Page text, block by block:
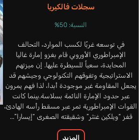
سجلات فالكيريا
النسبة: 50%
في توسعه غربًا لكسب الموارد، التحالف
الإمبراطوري الأوروبي قام بغزو إمارة غاليا
المحايدة، سعياً للسيطرة عليها. إن ميزتهم
الاستراتيجية وتفوقهم التكنولوجي وجيشهم قد
يجعل المقاومة غير موجودة أبدا، لذا فهم يمرون
عبر حدود الإمارة النائمة بسلاسة.بينما كانت
القوات الإمبراطورية تمر عبر مسقط رأسه الهادئ،
قفز “ويلكين غنثر” وشقيقته الصغرى “إيسارا”...
المزيد